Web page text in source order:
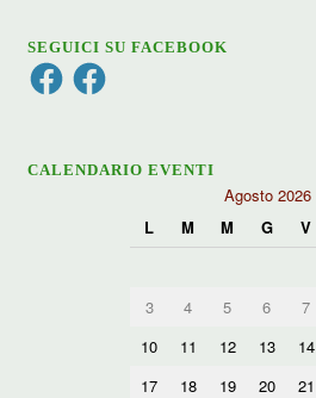
SEGUICI SU FACEBOOK
FacebookFacebook
CALENDARIO EVENTI
Agosto 2026
L
M M G V
3
4 5 6 7
10 11 12 13 14
17
18 19 20 21